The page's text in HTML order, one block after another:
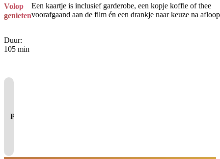
Volop
genieten
Een kaartje is inclusief garderobe, een kopje koffie of thee
voorafgaand aan de film én een drankje naar keuze na
Duur:
105 min
Pas